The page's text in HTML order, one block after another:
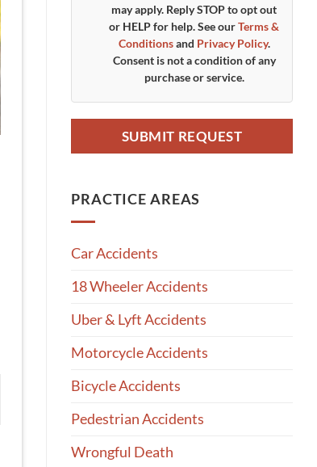
may apply. ReplySTOPto opt out
or HELPfor help. See ourTerms &
Conditionsand Privacy Policy.
Consent is not a condition of any
purchase or service.
PRACTICE AREAS
Car Accidents
18 Wheeler Accidents
Uber & Lyft Accidents
Motorcycle Accidents
Bicycle Accidents
Pedestrian Accidents
Wrongful Death